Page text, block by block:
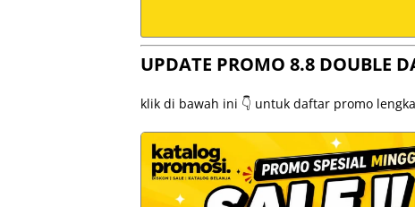
UPDATE PROMO 8.8 DOUBLE
klik di bawah ini 👇 untuk daftar promo